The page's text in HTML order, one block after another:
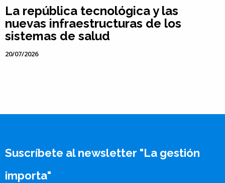
La república tecnológica y las
nuevas infraestructuras de los
sistemas de salud
20/07/2026
Suscríbete al newsletter "La gestión
importa"